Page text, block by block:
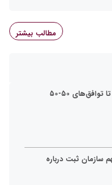
مطالب بیشتر
سازمان ثبت درباره